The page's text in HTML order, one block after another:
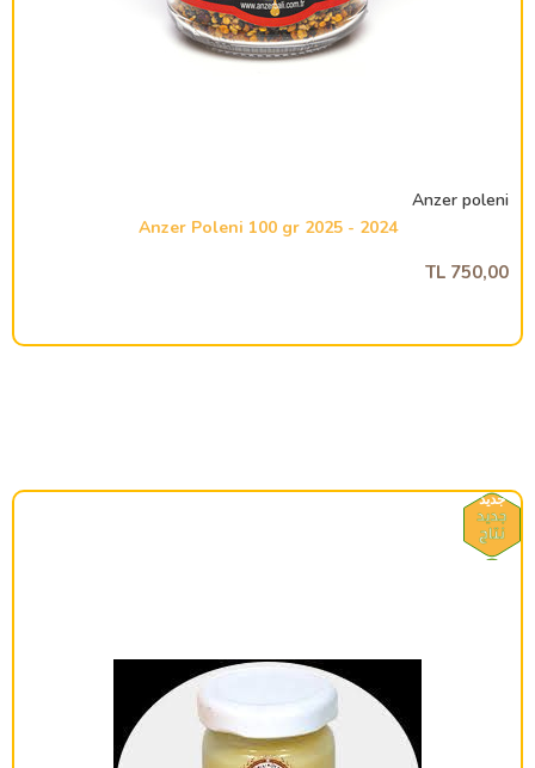
Anzer poleni
2024 - 2025 Anzer Poleni 100 gr
750,00 TL
جديد